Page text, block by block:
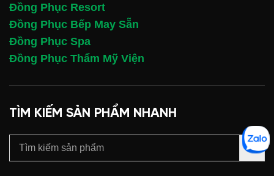
Đồng Phục Resort
Đồng Phục Bếp May Sẵn
Đồng Phục Spa
Đồng Phục Thẩm Mỹ Viện
TÌM KIẾM SẢN PHẨM NHANH